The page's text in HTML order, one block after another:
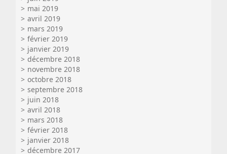
mai 2019
avril 2019
mars 2019
février 2019
janvier 2019
décembre 2018
novembre 2018
octobre 2018
septembre 2018
juin 2018
avril 2018
mars 2018
février 2018
janvier 2018
décembre 2017